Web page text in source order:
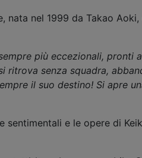
nel 1999 da Takao
più eccezionali, pronti
ritrova senza squadra,
il suo destino! Si apre
e le opere di